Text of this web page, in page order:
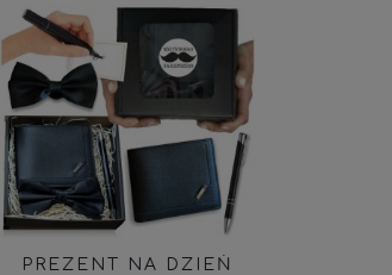
PREZENT NA DZIEŃ